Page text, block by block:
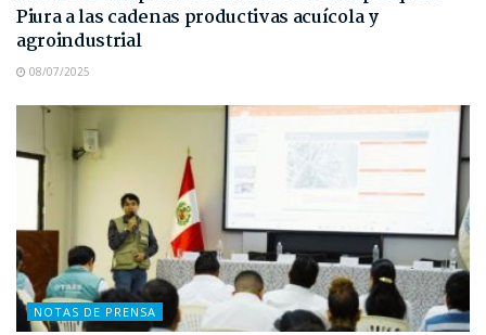
Piura a las cadenas productivas acuícola y
agroindustrial
08/07/2025
NOTAS DE PRENSA